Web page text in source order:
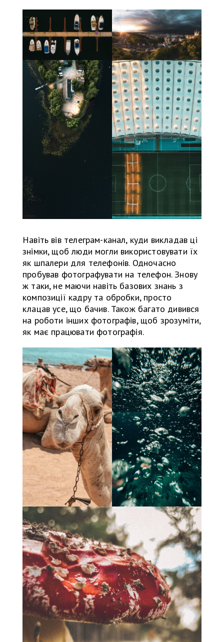
Навіть вів телеграм-канал, куди викладав ці
знімки, щоб люди могли використовувати їх
як шпалери для телефонів. Одночасно
пробував фотографувати на телефон. Знову
ж таки, не маючи навіть базових знань з
композиції кадру та обробки, просто
клацав усе, що бачив. Також багато дивився
на роботи інших фотографів, щоб зрозуміти,
як має працювати фотографія.